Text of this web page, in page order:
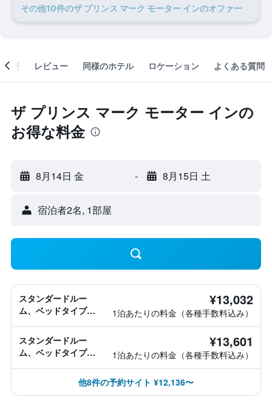
​その他10​件のザ プリンス マーク モーター インのオファー
概要 レビュー 同様のホテル ロケーション よくある質問
ザ プリンス マーク モーター インの
お得な料金
8月14日 金 - 8月15日 土
宿泊者2名, 1​部屋
スタンダードルー
ム、ベッドタイプ情
¥13,032
1泊あたりの料金（各種手数料込み）
スタンダードルー
ム、ベッドタイプ情
¥13,601
1泊あたりの料金（各種手数料込み）
他8件の予約サイト ¥12,136〜